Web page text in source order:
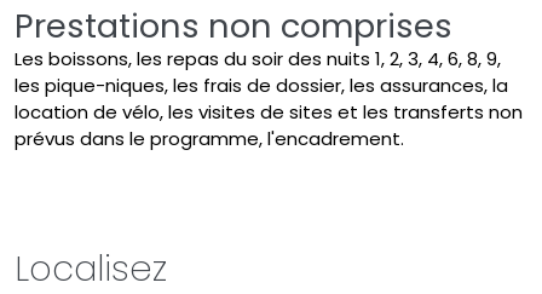
Prestations non comprises
Les boissons, les repas du soir des nuits 1, 2, 3, 4, 6, 8, 9,
les pique-niques, les frais de dossier, les assurances, la
location de vélo, les visites de sites et les transferts non
prévus dans le programme, l'encadrement.
Localisez